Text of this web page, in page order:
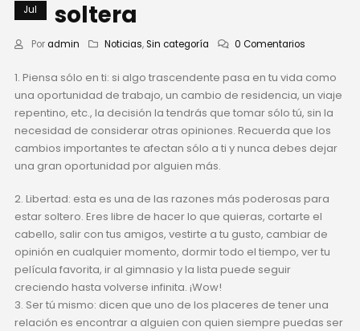
Jul
soltera
Por admin Noticias,Sin categoría 0 Comentarios
1. Piensa sólo en ti: si algo trascendente pasa en tu vida como
una oportunidad de trabajo, un cambio de residencia, un viaje
repentino, etc., la decisión la tendrás que tomar sólo tú, sin la
necesidad de considerar otras opiniones. Recuerda que los
cambios importantes te afectan sólo a ti y nunca debes dejar
una gran oportunidad por alguien más.
2. Libertad: esta es una de las razones más poderosas para
estar soltero. Eres libre de hacer lo que quieras, cortarte el
cabello, salir con tus amigos, vestirte a tu gusto, cambiar de
opinión en cualquier momento, dormir todo el tiempo, ver tu
película favorita, ir al gimnasio y la lista puede seguir
creciendo hasta volverse infinita. ¡Wow!
3. Ser tú mismo: dicen que uno de los placeres de tener una
relación es encontrar a alguien con quien siempre puedas ser